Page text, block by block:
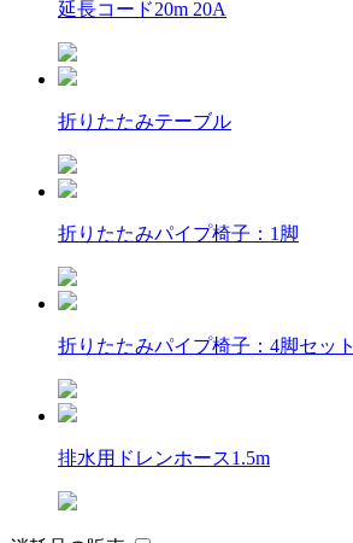
延長コード20m 20A
折りたたみテーブル
折りたたみパイプ椅子：1脚
折りたたみパイプ椅子：4脚セット
排水用ドレンホース1.5m